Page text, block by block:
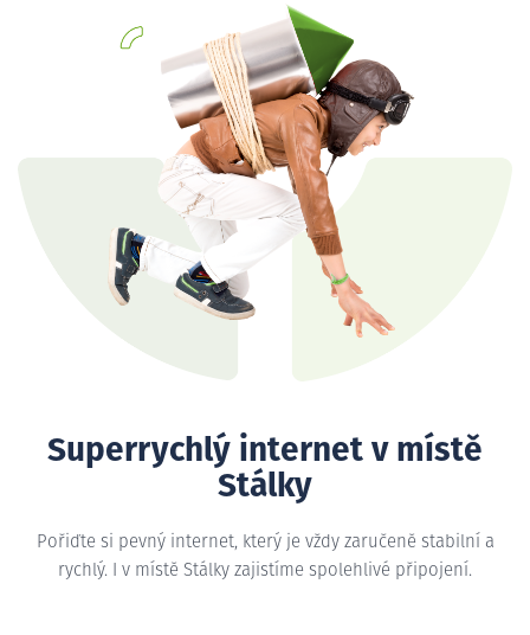
Superrychlý internet v místě
Stálky
Pořiďte si pevný internet, který je vždy zaručeně stabilní a
rychlý. I v místě Stálky zajistíme spolehlivé připojení.